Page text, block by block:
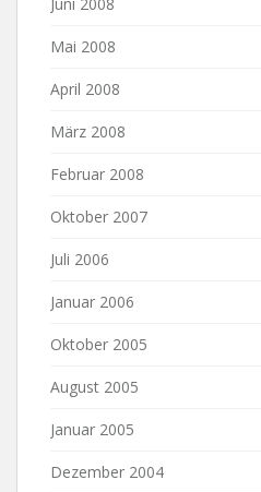
Mai 2008
April 2008
März 2008
Februar 2008
Oktober 2007
Juli 2006
Januar 2006
Oktober 2005
August 2005
Januar 2005
Dezember 2004